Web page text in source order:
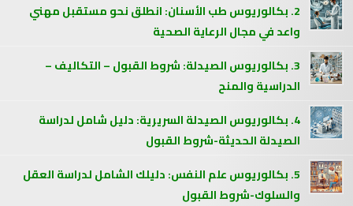
2. بكالوريوس طب الأسنان: انطلق نحو مستقبل مهني
واعد في مجال الرعاية الصحية
3. بكالوريوس الصيدلة: شروط القبول – التكاليف –
الدراسية والمنح
4. بكالوريوس الصيدلة السريرية: دليل شامل لدراسة
الصيدلة الحديثة-شروط القبول
5. بكالوريوس علم النفس: دليلك الشامل لدراسة العقل
والسلوك-شروط القبول